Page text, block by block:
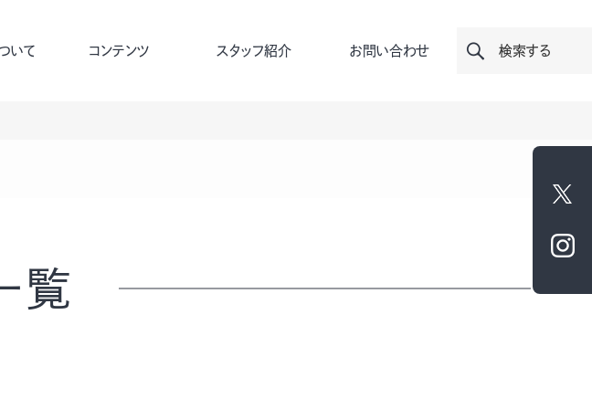
いて コンテンツ スタッフ紹介 お問い合わせ 検索する
覧